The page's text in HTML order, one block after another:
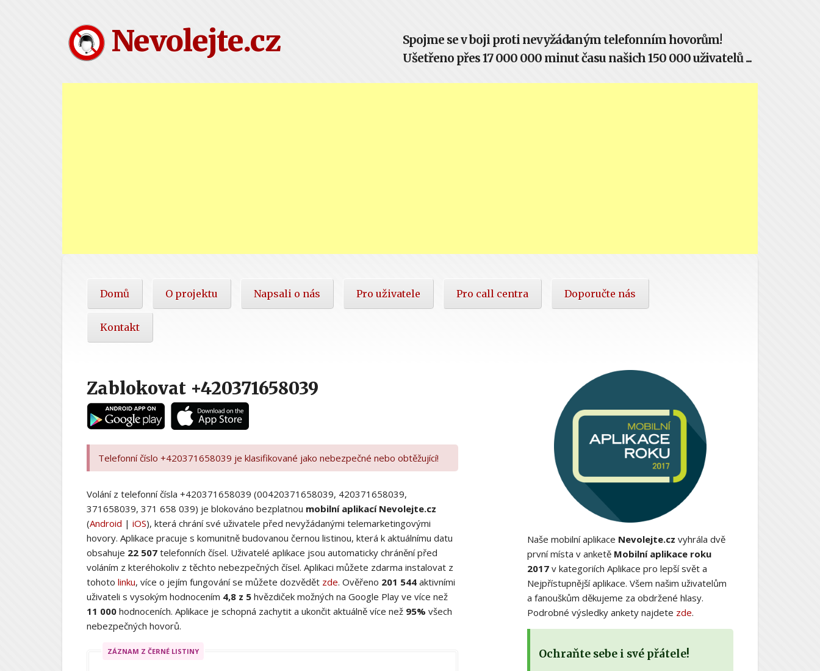
Nevolejte.cz
Spojme se v boji proti nevyžádaným telefonním hovorům!
Ušetřeno přes 17 000 000 minut času našich 150 000 uživatelů ...
Domů O projektu Napsali o nás Pro uživatele Pro call centra Doporučte nás
Kontakt
Zablokovat +420371658039
Telefonní číslo +420371658039 je klasifikované jako nebezpečné nebo obtěžující!
Volání z telefonní čísla +420371658039 (00420371658039, 420371658039,
371658039, 371 658 039) je blokováno bezplatnou mobilní aplikací Nevolejte.cz
(Android | iOS), která chrání své uživatele před nevyžádanými telemarketingovými
hovory. Aplikace pracuje s komunitně budovanou černou listinou, která k aktuálnímu datu
obsahuje 22 507 telefonních čísel. Uživatelé aplikace jsou automaticky chránění před
voláním z kteréhokoliv z těchto nebezpečných čísel. Aplikaci můžete zdarma instalovat z
tohoto linku, více o jejím fungování se můžete dozvědět zde. Ověřeno 201 544 aktivními
uživateli s vysokým hodnocením 4,8 z 5 hvězdiček možných na Google Play ve více než
11 000 hodnoceních. Aplikace je schopná zachytit a ukončit aktuálně více než 95% všech
nebezpečných hovorů.
ZÁZNAM Z ČERNÉ LISTINY
Naše mobilní aplikace Nevolejte.cz vyhrála dvě
první místa v anketě Mobilní aplikace roku
2017v kategoriích Aplikace pro lepší svět a
Nejpřístupnější aplikace. Všem našim uživatelům
a fanouškům děkujeme za obdržené hlasy.
Podrobné výsledky ankety najdete zde.
Ochraňte sebe i své přátele!